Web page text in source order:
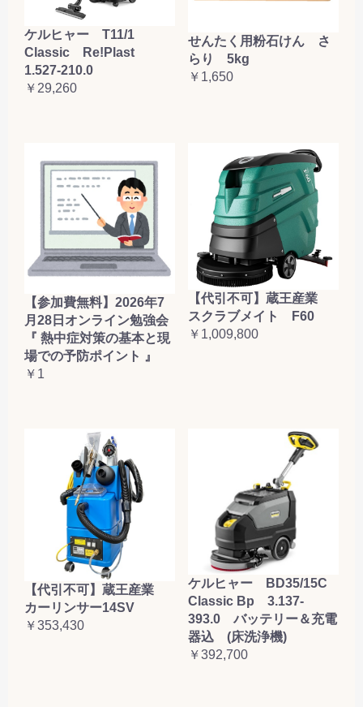
ケルヒャー T11/1
Classic Re!Plast
1.527-210.0
￥29,260
せんたく用粉石けん さ
らり 5kg
￥1,650
【参加費無料】2026年7
月28日オンライン勉強会
『 熱中症対策の基本と現
場での予防ポイント 』
￥1
【代引不可】蔵王産業
スクラブメイト F60
￥1,009,800
【代引不可】蔵王産業
カーリンサー14SV
￥353,430
ケルヒャー BD35/15C
Classic Bp 3.137-
393.0 バッテリー＆充電
器込 (床洗浄機)
￥392,700